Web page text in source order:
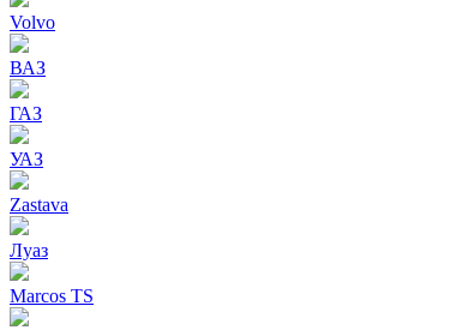
Volvo
ВАЗ
ГАЗ
УАЗ
Zastava
Луаз
Marcos TS